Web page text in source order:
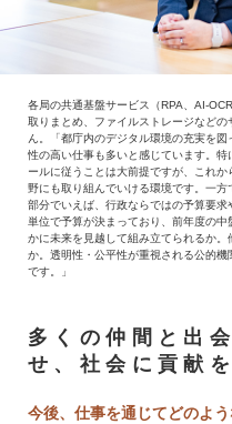
各局の共通基盤サービス（RPA、AI-
取りまとめ、ファイルストレージなど
ん。「都庁内のデジタル環境の充実を
性の高い仕事も多いと感じています。
ールに従うことは大前提ですが、これ
野にも取り組んでいける環境です。一
部分でいえば、行政ならではの予算要
単位で予算が決まっており、前年度の
かに未来を見越して組み立てられるか
か。透明性・公平性が重視される公的
です。」
多くの仲間と出
せ、社会に貢献を
今後、仕事を通じてどのよ